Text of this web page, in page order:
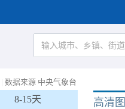
| 数据来源 中央气象台
8-15天 高清